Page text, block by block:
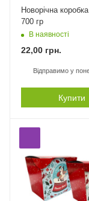
Новорічна коробка Янголи
700 гр
В наявності
22,00 грн.
Відправимо у
Купити